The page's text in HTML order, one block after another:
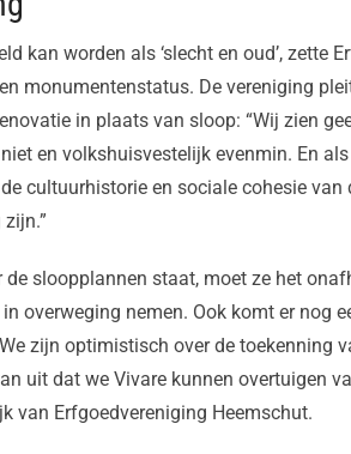
kan worden als ‘slecht en oud’, zette
monumentenstatus. De vereniging
in plaats van sloop: “Wij zien
en volkshuisvestelijk evenmin. En
cultuurhistorie en sociale cohesie van
sloopplannen staat, moet ze het
overweging nemen. Ook komt er nog
zijn optimistisch over de toekenning
uit dat we Vivare kunnen overtuigen
van Erfgoedvereniging Heemschut.